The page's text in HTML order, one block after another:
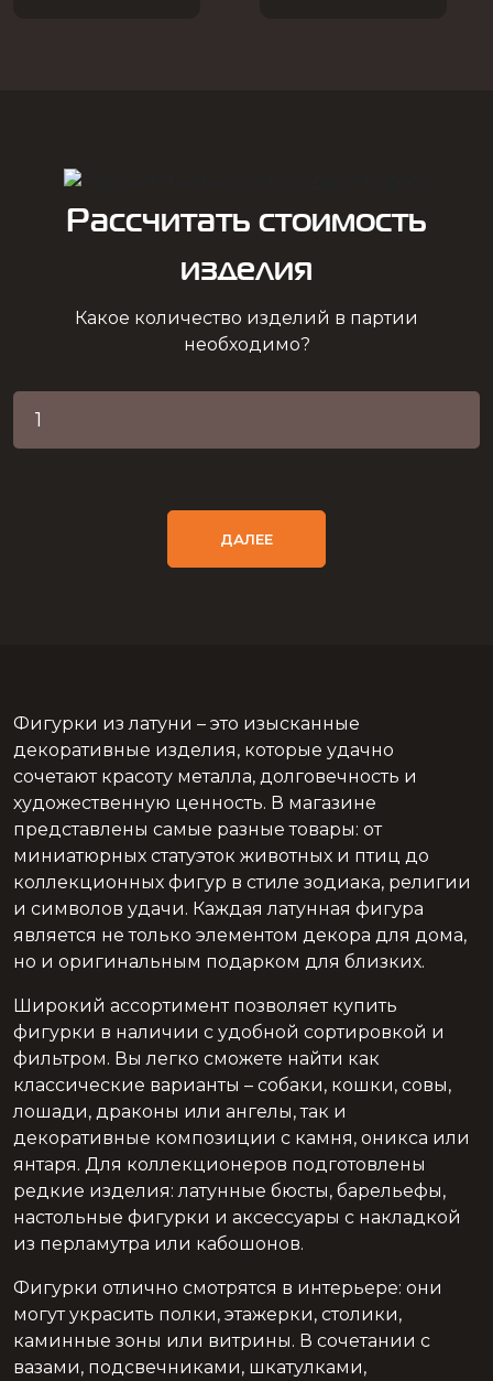
Рассчитать стоимость
изделия
Какое количество изделий в партии
необходимо?
ДАЛЕЕ
Фигурки из латуни – это изысканные
декоративные изделия, которые удачно
сочетают красоту металла, долговечность и
художественную ценность. В магазине
представлены самые разные товары: от
миниатюрных статуэток животных и птиц до
коллекционных фигур в стиле зодиака, религии
и символов удачи. Каждая латунная фигура
является не только элементом декора для дома,
но и оригинальным подарком для близких.
Широкий ассортимент позволяет купить
фигурки в наличии с удобной сортировкой и
фильтром. Вы легко сможете найти как
классические варианты – собаки, кошки, совы,
лошади, драконы или ангелы, так и
декоративные композиции с камня, оникса или
янтаря. Для коллекционеров подготовлены
редкие изделия: латунные бюсты, барельефы,
настольные фигурки и аксессуары с накладкой
из перламутра или кабошонов.
Фигурки отлично смотрятся в интерьере: они
могут украсить полки, этажерки, столики,
каминные зоны или витрины. В сочетании с
вазами, подсвечниками, шкатулками,